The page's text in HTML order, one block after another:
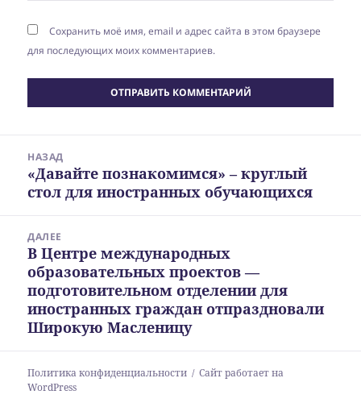
Сохранить моё имя, email и адрес сайта в этом браузере
для последующих моих комментариев.
записям
НАЗАД
Предыдущая
запись:
«Давайте познакомимся» – круглый
стол для иностранных обучающихся
ДАЛЕЕ
Следующая
запись:
В Центре международных
образовательных проектов —
подготовительном отделении для
иностранных граждан отпраздновали
Широкую Масленицу
Политика конфиденциальности
Сайт работает на
WordPress